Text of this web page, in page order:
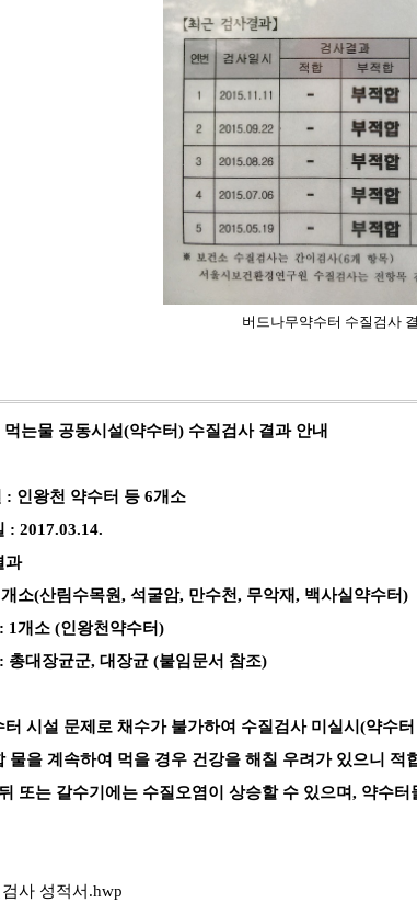
버드나무약수터 수질검사
먹는물 공동시설(약수터) 수질검사 결과 안내
: 인왕천 약수터 등 6개소
: 2017.03.14.
과
소(산림수목원, 석굴암, 만수천, 무악재, 백사실약수터)
1개소 (인왕천약수터)
총대장균군, 대장균 (붙임문서 참조)
시설 문제로 채수가 불가하여 수질검사 미실시(약수
물을 계속하여 먹을 경우 건강을 해칠 우려가 있으니
또는 갈수기에는 수질오염이 상승할 수 있으며, 약수
사 성적서.hwp